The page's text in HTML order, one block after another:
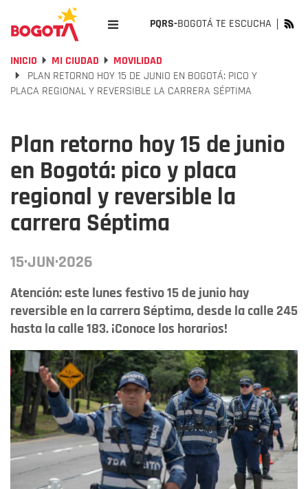
PQRS-BOGOTÁ TE ESCUCHA
INICIO MI CIUDAD
MOVILIDAD
PLAN RETORNO HOY 15 DE JUNIO EN BOGOTÁ: PICO Y
PLACA REGIONAL Y REVERSIBLE LA CARRERA SÉPTIMA
Plan retorno hoy 15 de junio
en Bogotá: pico y placa
regional y reversible la
carrera Séptima
15·JUN·2026
Atención: este lunes festivo 15 de junio hay
reversible en la carrera Séptima, desde la calle 245
hasta la calle 183. ¡Conoce los horarios!